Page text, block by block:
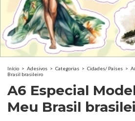
Início > Adesivos > Categorias > Cidades/ Países >
Brasil brasileiro
A6 Especial
Meu Brasil